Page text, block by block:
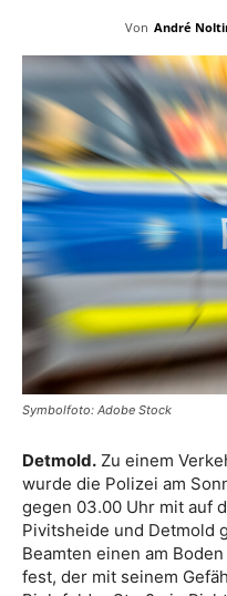
Von André
Symbolfoto: Adobe Stock
Detmold. Zu einem
wurde die Polizei am
gegen 03.00 Uhr mit auf
Pivitsheide und Detmold
Beamten einen am
fest, der mit seinem